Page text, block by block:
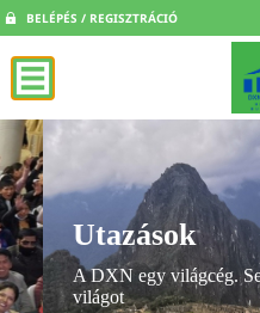
BELÉPÉS / REGISZTRÁCIÓ
Utazások
A DXN egy világcég.
világot